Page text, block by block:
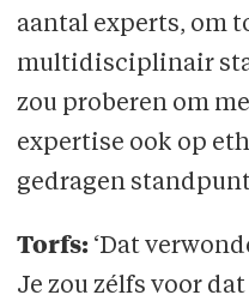
aantal experts, om
multidisciplinair
zou proberen om
expertise ook op
gedragen
Torfs: ‘Dat
Je zou zélfs voor